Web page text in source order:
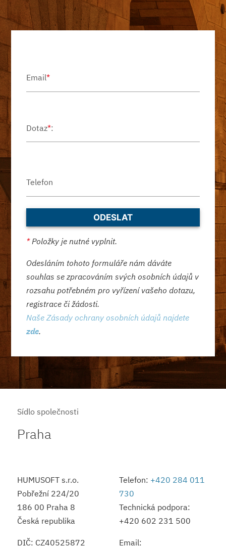
Email*
Dotaz*:
Telefon
*Položky je nutné vyplnit.
Odesláním tohoto formuláře nám dáváte
souhlas se zpracováním svých osobních údajů v
rozsahu potřebném pro vyřízení vašeho dotazu,
registrace či žádosti.
Naše Zásady ochrany osobních údajů najdete
zde.
Sídlo společnosti
Praha
HUMUSOFT s.r.o.
Pobřežní 224/20
186 00 Praha 8
Česká republika
DIČ: CZ40525872
Telefon: +420 284 011
730
Technická podpora:
+420 602 231 500
Email: